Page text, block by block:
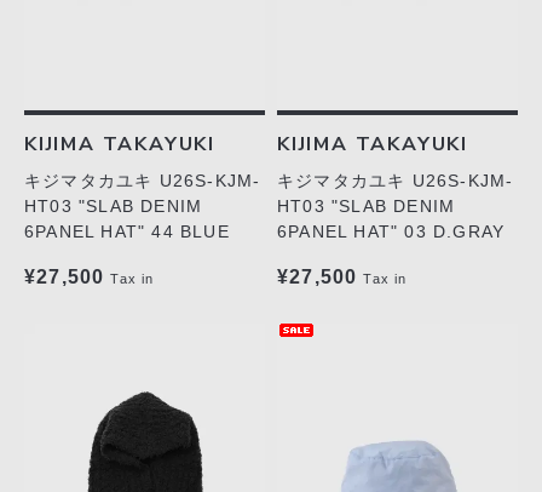
KIJIMA TAKAYUKI
キジマタカユキ U26S-KJM-
HT03 "SLAB DENIM
6PANEL HAT" 44 BLUE
¥27,500 Tax in
KIJIMA TAKAYUKI
キジマタカユキ U26S-KJM-
HT03 "SLAB DENIM
6PANEL HAT" 03 D.GRAY
¥27,500 Tax in